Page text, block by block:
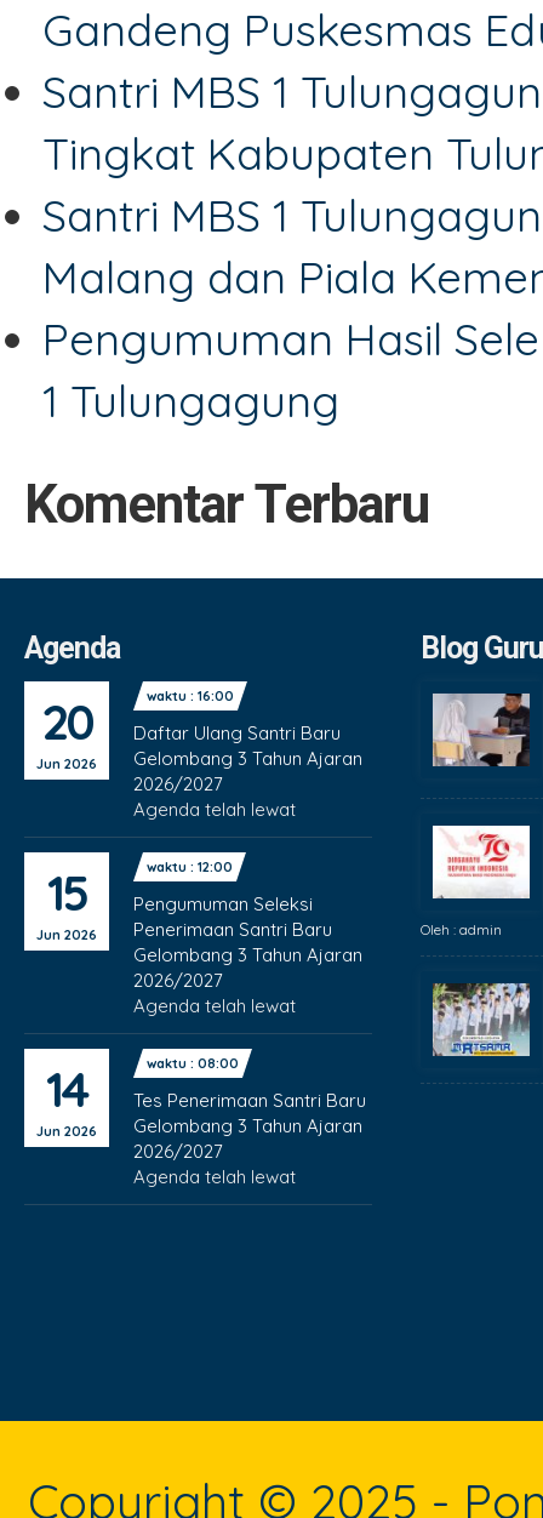
Gandeng Puskesmas
Santri MBS 1
Tingkat Kabupaten
Santri MBS 1
Malang dan Piala
Pengumuman Hasil
1 Tulungagung
Komentar Terbaru
Agenda
20
Jun 2026
waktu : 16:00
Daftar Ulang Santri Baru
Gelombang 3 Tahun Ajaran
2026/2027
Agenda telah lewat
15
Jun 2026
waktu : 12:00
Pengumuman Seleksi
Penerimaan Santri Baru
Gelombang 3 Tahun Ajaran
2026/2027
Agenda telah lewat
14
Jun 2026
waktu : 08:00
Tes Penerimaan Santri Baru
Gelombang 3 Tahun Ajaran
2026/2027
Agenda telah lewat
Blog Guru
Oleh : admin
Copyright © 2025 -